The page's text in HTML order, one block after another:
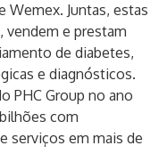
Wemex. Juntas, estas
vendem e prestam
de diabetes,
e diagnósticos.
PHC Group no ano
com
serviços em mais de